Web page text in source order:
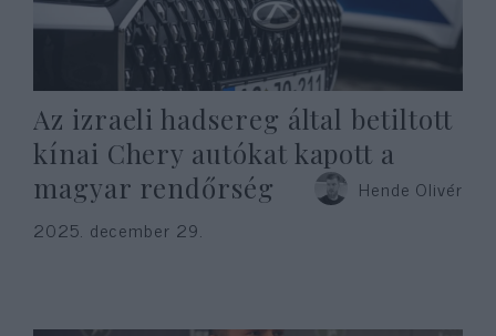
Az izraeli hadsereg által betiltott
kínai Chery autókat kapott a
magyar rendőrség
Hende Olivér
2025. december 29.